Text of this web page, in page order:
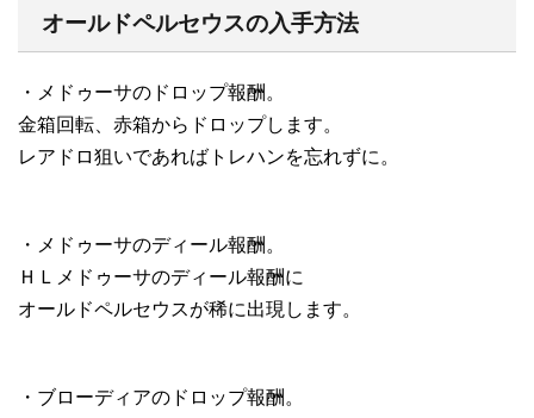
オールドペルセウスの入手方法
・メドゥーサのドロップ報酬。
金箱回転、赤箱からドロップします。
レアドロ狙いであればトレハンを忘れずに。
・メドゥーサのディール報酬。
ＨＬメドゥーサのディール報酬に
オールドペルセウスが稀に出現します。
・ブローディアのドロップ報酬。